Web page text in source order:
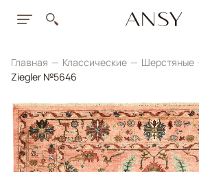
Главная Классические Шерстяные
Ziegler №5646